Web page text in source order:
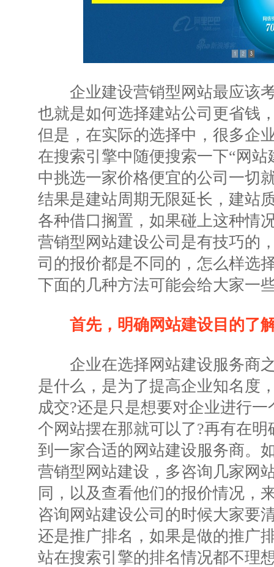
企业建设营销型网站最应该考
也就是如何选择建站公司更省钱
但是，在实际的选择中，很多企
在搜索引擎中随便搜索一下“网
中挑选一家价格便宜的公司一切
结果是建站周期无限延长，建站
各种借口搁置，如果碰上这种情
营销型网站建设公司是有技巧的
司的报价都是不同的，怎么样选
下面的几种方法可能会给大家一
首先，明确网站建设目的了
企业在选择网站建设服务商之
是什么，是为了提高企业知名度
成交?还是只是想要对企业进行
个网站摆在那就可以了?再有在
到一家合适的网站建设服务商。
营销型网站建设，多咨询几家网
同，以及查看他们的报价情况，
咨询网站建设公司的时候大家要
还是推广排名，如果是做的推广
站在搜索引擎的排名情况都不理